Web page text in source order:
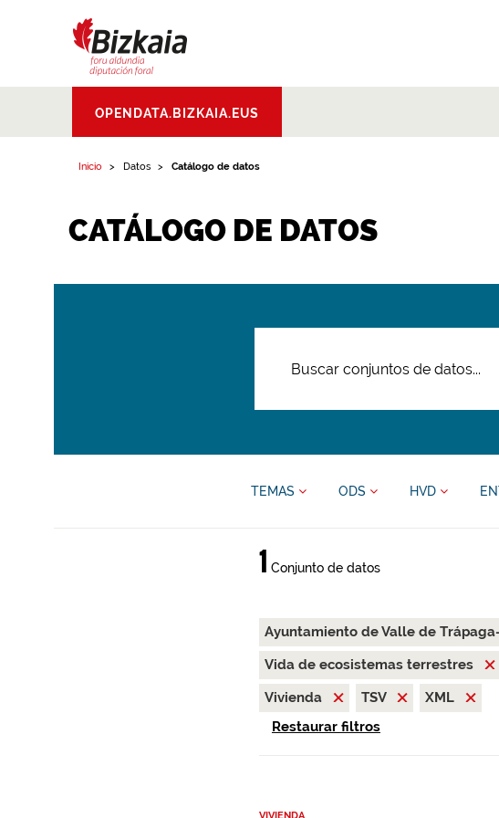
Aldundia.Diputacion
Foral de Bizkaia
OPENDATA.BIZKAIA.EUS
Inicio Datos Catálogo de datos
CATÁLOGO DE DATOS
TEMAS ODS HVD
1 Conjunto de datos
Ayuntamiento de Valle de
Vida de ecosistemas terrestres
Vivienda
TSV
XML
Restaurar filtros